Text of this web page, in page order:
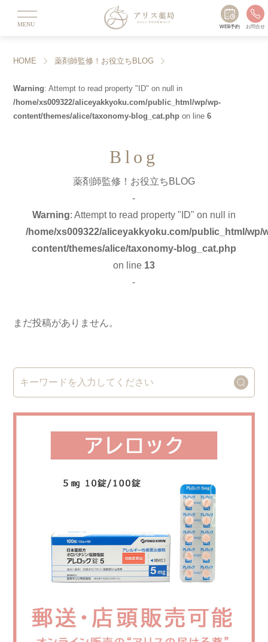
MENU WEB予約 お問合せ
HOME 薬剤師監修！お役立ちBLOG
Warning: Attempt to read property "ID" on null in
/home/xs009322/aliceyakkyoku.com/public_html/wp/wp-
content/themes/alice/taxonomy-blog_cat.php on line6
Blog
薬剤師監修！お役立ちBLOG
-
Warning: Attempt to read property "ID" on null in
/home/xs009322/aliceyakkyoku.com/public_html/wp/
content/themes/alice/taxonomy-blog_cat.php
on line 13
-
まだ投稿がありません。